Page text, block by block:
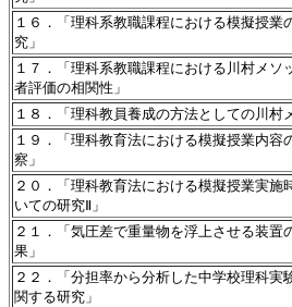
１６．「理科系教職課程における模擬授業
究」
１７．「理科系教職課程における川村メソ
者評価の相関性」
１８．「理科教員養成の方法としての川村
１９．「理科教育法における模擬授業内容
察」
２０．「理科教育法における模擬授業実施
いての研究Ⅱ」
２１．「気圧差で重量物を浮上させる装置
果」
２２．「分担率から分析した中学校理科実
関する研究」